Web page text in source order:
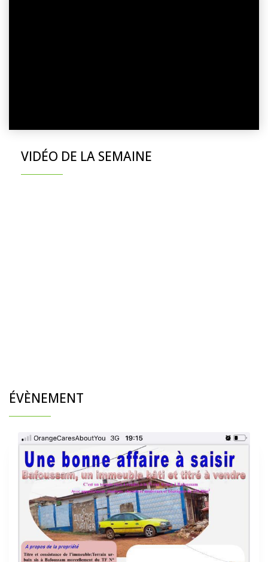
VIDÉO DE LA SEMAINE
ÉVÈNEMENT